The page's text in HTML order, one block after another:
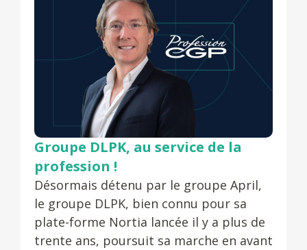
Groupe DLPK, au service de la
profession !
Désormais détenu par le groupe April,
le groupe DLPK, bien connu pour sa
plate-forme Nortia lancée il y a plus de
trente ans, poursuit sa marche en avant